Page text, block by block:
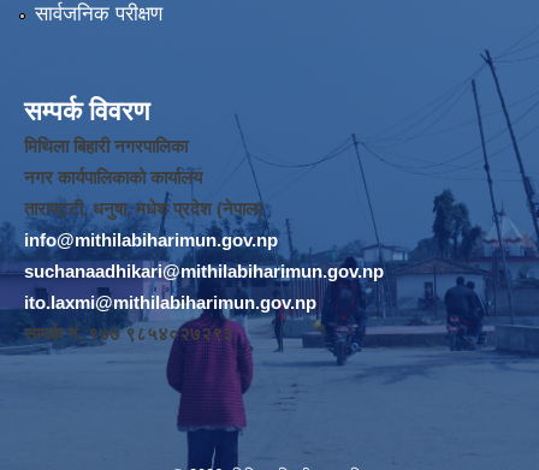
सार्वजनिक परीक्षण
सम्पर्क विवरण
मिथिला बिहारी नगरपालिका
नगर कार्यपालिकाको कार्यालय
तारापट्टी, धनुषा, मधेश प्रदेश (नेपाल)
info@mithilabiharimun.gov.np
suchanaadhikari@mithilabiharimun.gov.np
ito.laxmi@mithilabiharimun.gov.np
सम्पर्क नं. ‌९७७ ९८५४०२७२९३